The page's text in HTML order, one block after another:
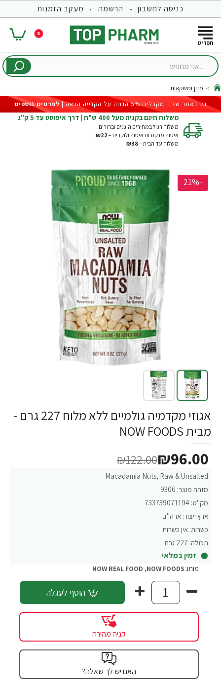
כניסה לחשבון הרשמה מעקב הזמנות
0
...אני
home
מזון ומשקאות
רק באתר שלנו מקבלים 5% הנחה על הקנייה הבאה |
לפרטים נוספים
משלוח חינם בקניה מעל 400 ש"ח | דרך איפוסט עד 5 ק"ג
משלוח רגיל במחירים הוגנים וברורים:
איסוף מנקודות איסוף ולוקרים – ₪22
משלוח עד הבית –₪38
-21%
אגוזי מקדמיה גולמיים ללא מלוח 227 גרם -
מבית NOW FOODS
Macadamia Nuts, Raw & Unsalted
מזהה מוצר: 9306
מק"ט: 733739071194
ארץ ייצור: ארה"ב
כשרות: אין כשרות
תכולה: 227 גרם
זמין במלאי
₪96.00
₪122.00
מותג NOW FOODS
,
NOW REAL FOOD
הוסף לעגלה
קניה מהירה
האם יש לך שאלה?